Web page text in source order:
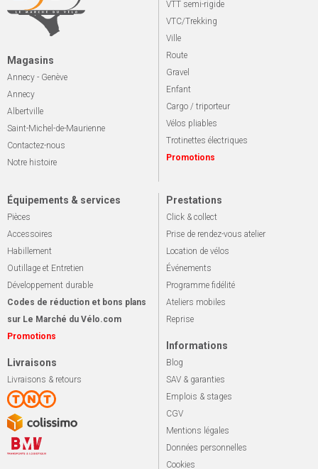
Magasins
Annecy - Genève
Annecy
Albertville
Saint-Michel-de-Maurienne
Contactez-nous
Notre histoire
VTT semi-rigide
VTC/Trekking
Ville
Route
Gravel
Enfant
Cargo / triporteur
Vélos pliables
Trotinettes électriques
Promotions
Équipements & services
Pièces
Accessoires
Habillement
Outillage et Entretien
Développement durable
Codes de réduction et bons plans
sur Le Marché du Vélo.com
Promotions
Livraisons
Livraisons & retours
Prestations
Click & collect
Prise de rendez-vous atelier
Location de vélos
Événements
Programme fidélité
Ateliers mobiles
Reprise
Informations
Blog
SAV & garanties
Emplois & stages
CGV
Mentions légales
Données personnelles
Cookies